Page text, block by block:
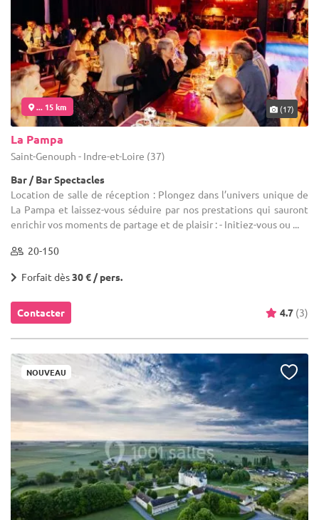
... 15 km (17)
La Pampa
Saint-Genouph - Indre-et-Loire (37)
Bar / Bar Spectacles
Location de salle de réception : Plongez dans l’univers unique de
La Pampa et laissez-vous séduire par nos prestations qui sauront
enrichir vos moments de partage et de plaisir : - Initiez-vous ou ...
20-150
Forfait dès30 € / pers.
Contacter 4.7 (3)
NOUVEAU